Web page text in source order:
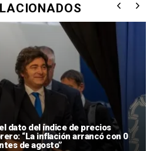
dato del índice de precios
“La inflación arrancó con 0
de agosto”